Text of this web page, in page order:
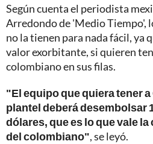
Según cuenta el periodista
Arredondo de 'Medio Tiempo',
no la tienen para nada fácil, ya
valor exorbitante, si quieren
colombiano en sus filas.
"El equipo que quiera tener
plantel deberá desembolsar
dólares, que es lo que vale
del colombiano", se leyó.